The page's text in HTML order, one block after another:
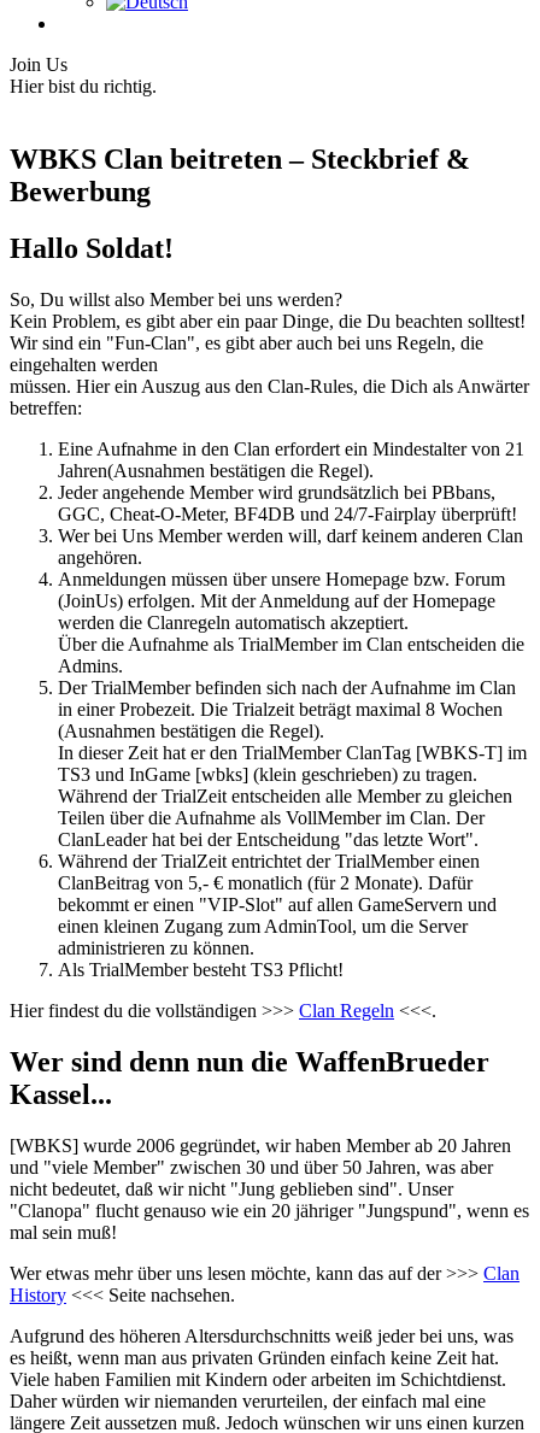
Join Us
Hier bist du richtig.
WBKS Clan beitreten – Steckbrief &
Bewerbung
Hallo Soldat!
So, Du willst also Member bei uns werden?
Kein Problem, es gibt aber ein paar Dinge, die Du beachten solltest!
Wir sind ein "Fun-Clan", es gibt aber auch bei uns Regeln, die
eingehalten werden
müssen. Hier ein Auszug aus den Clan-Rules, die Dich als Anwärter
betreffen:
Eine Aufnahme in den Clan erfordert ein Mindestalter von 21
Jahren(Ausnahmen bestätigen die Regel).
Jeder angehende Member wird grundsätzlich bei PBbans,
GGC, Cheat-O-Meter, BF4DB und 24/7-Fairplay überprüft!
Wer bei Uns Member werden will, darf keinem anderen Clan
angehören.
Anmeldungen müssen über unsere Homepage bzw. Forum
(JoinUs) erfolgen. Mit der Anmeldung auf der Homepage
werden die Clanregeln automatisch akzeptiert.
Über die Aufnahme als TrialMember im Clan entscheiden die
Admins.
Der TrialMember befinden sich nach der Aufnahme im Clan
in einer Probezeit. Die Trialzeit beträgt maximal 8 Wochen
(Ausnahmen bestätigen die Regel).
In dieser Zeit hat er den TrialMember ClanTag [WBKS-T] im
TS3 und InGame [wbks] (klein geschrieben) zu tragen.
Während der TrialZeit entscheiden alle Member zu gleichen
Teilen über die Aufnahme als VollMember im Clan. Der
ClanLeader hat bei der Entscheidung "das letzte Wort".
Während der TrialZeit entrichtet der TrialMember einen
ClanBeitrag von 5,- € monatlich (für 2 Monate). Dafür
bekommt er einen "VIP-Slot" auf allen GameServern und
einen kleinen Zugang zum AdminTool, um die Server
administrieren zu können.
Als TrialMember besteht TS3 Pflicht!
Hier findest du die vollständigen >>> Clan Regeln <<<.
Wer sind denn nun die WaffenBrueder
Kassel...
[WBKS] wurde 2006 gegründet, wir haben Member ab 20 Jahren
und "viele Member" zwischen 30 und über 50 Jahren, was aber
nicht bedeutet, daß wir nicht "Jung geblieben sind". Unser
"Clanopa" flucht genauso wie ein 20 jähriger "Jungspund", wenn es
mal sein muß!
Wer etwas mehr über uns lesen möchte, kann das auf der >>> Clan
History <<< Seite nachsehen.
Aufgrund des höheren Altersdurchschnitts weiß jeder bei uns, was
es heißt, wenn man aus privaten Gründen einfach keine Zeit hat.
Viele haben Familien mit Kindern oder arbeiten im Schichtdienst.
Daher würden wir niemanden verurteilen, der einfach mal eine
längere Zeit aussetzen muß. Jedoch wünschen wir uns einen kurzen